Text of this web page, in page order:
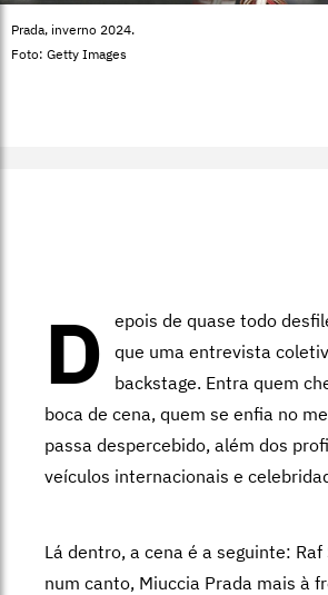
Prada, inverno 2024.
Foto: Getty Images
D epois de quase todo
que uma entrevista
backstage. Entra quem
boca de cena, quem se enfia no
passa despercebido, além dos
veículos internacionais e
Lá dentro, a cena é a seguinte:
num canto, Miuccia Prada mais à